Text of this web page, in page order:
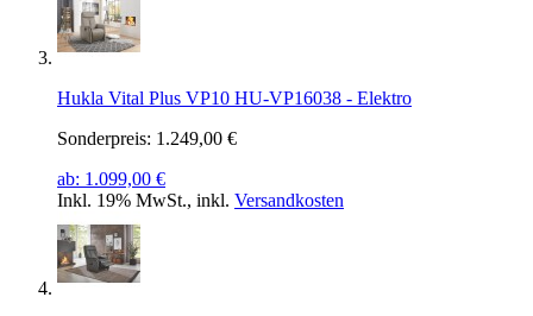
Hukla Vital Plus VP10 HU-VP16038 - Elektro
Sonderpreis: 1.249,00 €
ab: 1.099,00 €
Inkl. 19% MwSt., inkl. Versandkosten